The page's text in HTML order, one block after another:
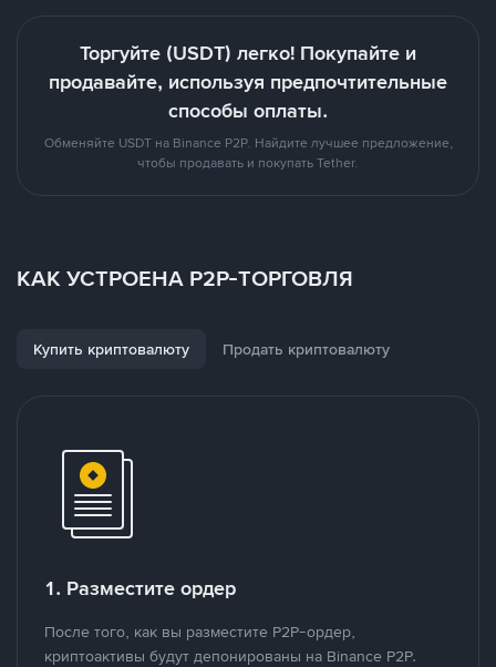
Торгуйте (USDT) легко! Покупайте и
продавайте, используя предпочтительные
способы оплаты.
Обменяйте USDT на Binance P2P. Найдите лучшее предложение,
чтобы продавать и покупать Tether.
КАК УСТРОЕНА P2P-ТОРГОВЛЯ
Купить криптовалюту Продать криптовалюту
1. Разместите ордер
После того, как вы разместите P2P-ордер,
криптоактивы будут депонированы на Binance P2P.